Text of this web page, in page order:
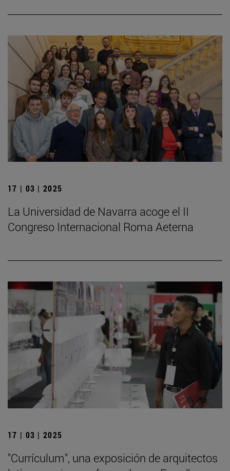
17 | 03 | 2025
La Universidad de Navarra acoge el II
Congreso Internacional Roma Aeterna
17 | 03 | 2025
"Currículum", una exposición de arquitectos